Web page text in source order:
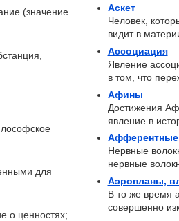
(значение
для
о ценностях;
Аскет
Человек,
видит в
Ассоциация
Явление
в том, что
Афины
Достижения
явление в
Афферентные
Нервные
нервные
Аэропланы,
В то же время
совершенно